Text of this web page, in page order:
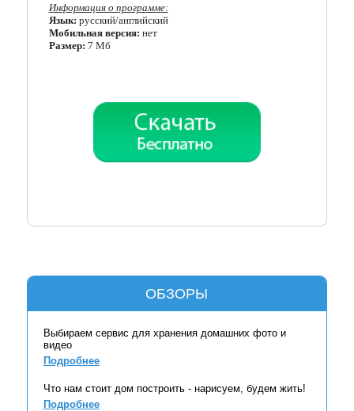
ОБЗОРЫ
Выбираем сервис для хранения домашних фото и
видео
Подробнее
Что нам стоит дом построить - нарисуем, будем жить!
Подробнее
Работа с CD/DVD
Разгон и мониторинг
Тестирование онлайн
Другие программы
Информация о программе:
Язык: русский/английский
Мобильная версия: нет
Размер: 7 Мб